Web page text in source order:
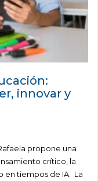
innovar y
propone una
crítico, la
en tiempos de IA. La